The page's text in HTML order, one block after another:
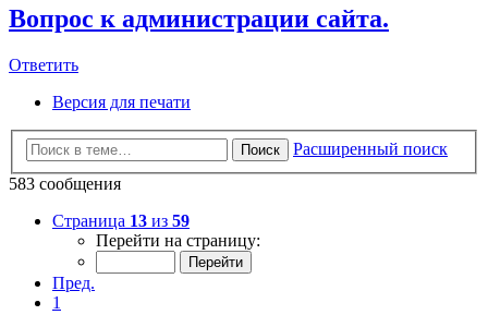
Вопрос к администрации сайта.
Ответить
Версия для печати
Поиск
Расширенный поиск
583 сообщения
Страница 13 из 59
Перейти на страницу:
Пред.
1